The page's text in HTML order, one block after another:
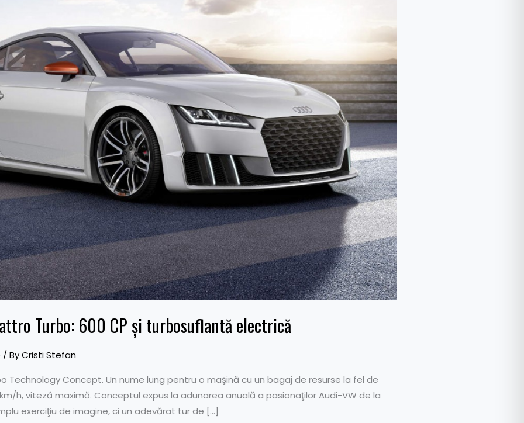
Turbo: 600 CP şi turbosuflantă electrică
/ ByCristi Stefan
Technology Concept. Un nume lung pentru o maşină cu un bagaj de resurse la fel de
km/h, viteză maximă. Conceptul expus la adunarea anuală a pasionaţilor Audi-VW de la
exerciţiu de imagine, ci un adevărat tur de […]